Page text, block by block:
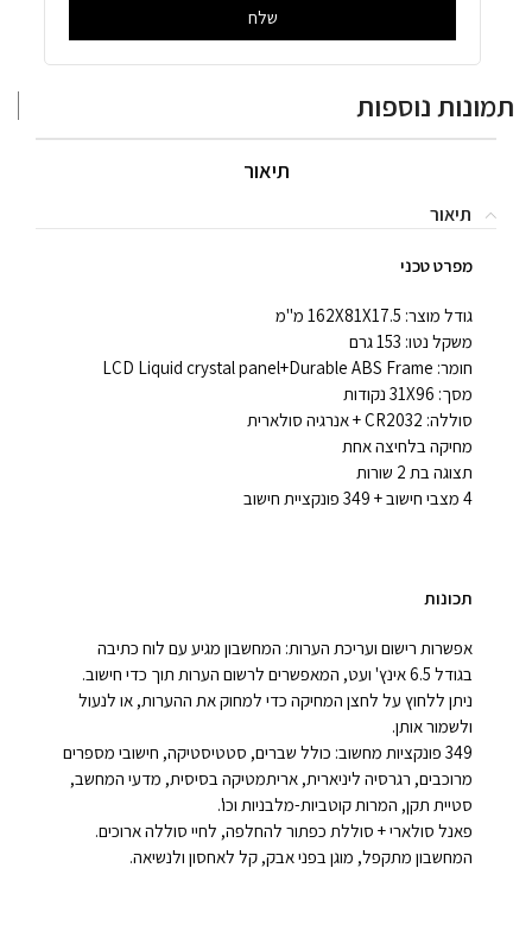
שלח
תמונות נוספות
תיאור
תיאור
מפרט טכני
גודל מוצר: 162X81X17.5 מ"מ
משקל נטו: 153 גרם
חומר: LCD Liquid crystal panel+Durable ABS Frame
מסך: 31X96 נקודות
סוללה: CR2032 + אנרגיה סולארית
מחיקה בלחיצה אחת
תצוגה בת 2 שורות
4 מצבי חישוב + 349 פונקציית חישוב
תכונות
אפשרות רישום ועריכת הערות: המחשבון מגיע עם לוח כתיבה
בגודל 6.5 אינץ' ועט, המאפשרים לרשום הערות תוך כדי חישוב.
ניתן ללחוץ על לחצן המחיקה כדי למחוק את ההערות, או לנעול
ולשמור אותן.
349 פונקציות מחשוב: כולל שברים, סטטיסטיקה, חישובי מספרים
מרוכבים, רגרסיה ליניארית, אריתמטיקה בסיסית, מדעי המחשב,
סטיית תקן, המרות קוטביות-מלבניות וכו'.
פאנל סולארי + סוללת כפתור להחלפה, לחיי סוללה ארוכים.
המחשבון מתקפל, מוגן בפני אבק, קל לאחסון ולנשיאה.